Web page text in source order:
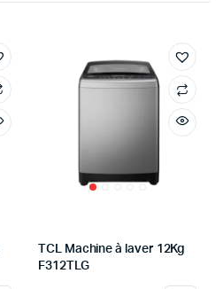
TCL Machine à laver 12Kg
F312TLG